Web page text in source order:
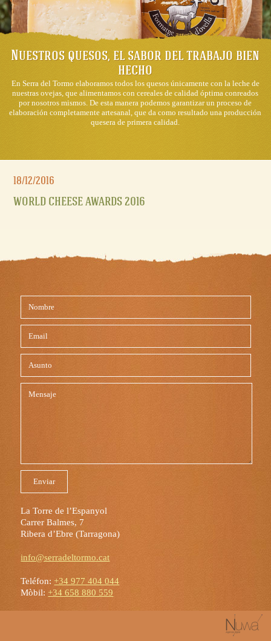
Nuestros quesos, el sabor del trabajo bien
hecho
En Serra del Tormo elaboramos todos los quesos únicamente con la leche de
nuestras ovejas, que alimentamos con cereales de calidad óptima conreados
por nosotros mismos. De esta manera podemos garantizar un proceso de
elaboración completamente artesanal, que da como resultado una producción
quesera de primera calidad.
18/12/2016
WORLD CHEESE AWARDS 2016
18/12/2016
WORLD CHEESE AWARDS 2016
La Torre de l’Espanyol
Carrer Balmes, 7
Ribera d’Ebre (Tarragona)
info@serradeltormo.cat
Teléfon:+34 977 404 044
Mòbil: +34 658 880 559